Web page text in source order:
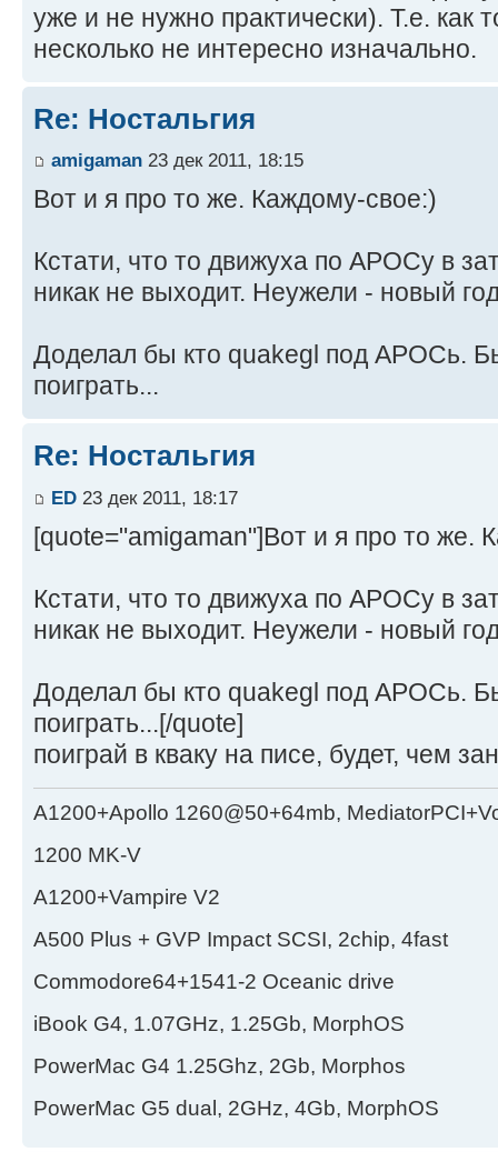
уже и не нужно практически). Т.е. как
несколько не интересно изначально.
Re: Ностальгия
amigaman 23 дек 2011, 18:15
Вот и я про то же. Каждому-свое:)
Кстати, что то движуха по АРОСу в
никак не выходит. Неужели - новый
Доделал бы кто quakegl под АРОСь.
поиграть...
Re: Ностальгия
ED 23 дек 2011, 18:17
[quote="amigaman"]Вот и я про то же.
Кстати, что то движуха по АРОСу в
никак не выходит. Неужели - новый
Доделал бы кто quakegl под АРОСь.
поиграть...[/quote]
поиграй в кваку на писе, будет, чем
A1200+Apollo 1260@50+64mb,
1200 MK-V
A1200+Vampire V2
А500 Plus + GVP Impact SCSI, 2chip, 4fast
Commodore64+1541-2 Oceanic drive
iBook G4, 1.07GHz, 1.25Gb, MorphOS
PowerMac G4 1.25Ghz, 2Gb, Morphos
PowerMac G5 dual, 2GHz, 4Gb, MorphOS